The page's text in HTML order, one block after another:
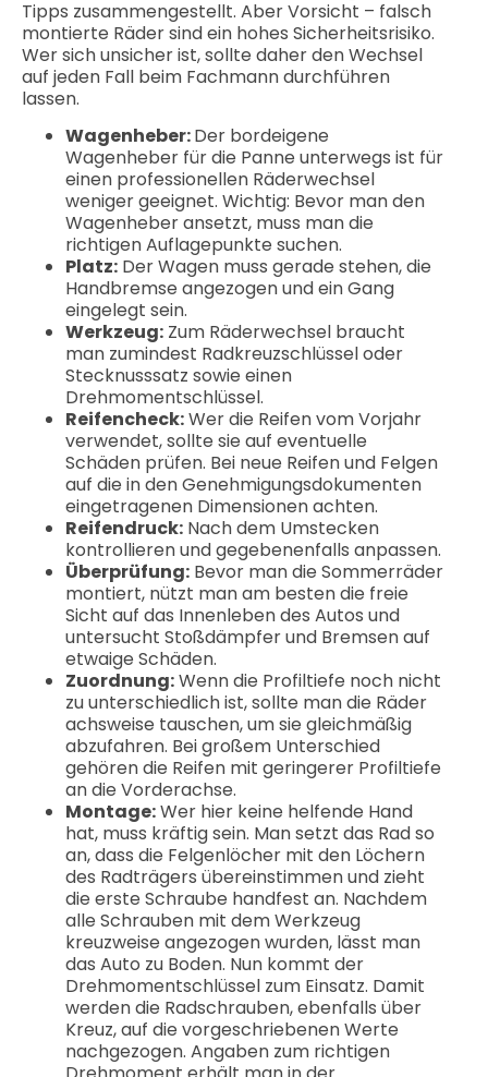
Tipps zusammengestellt. Aber Vorsicht – falsch
montierte Räder sind ein hohes Sicherheitsrisiko.
Wer sich unsicher ist, sollte daher den Wechsel
auf jeden Fall beim Fachmann durchführen
lassen.
Wagenheber:Der bordeigene
Wagenheber für die Panne unterwegs ist für
einen professionellen Räderwechsel
weniger geeignet. Wichtig: Bevor man den
Wagenheber ansetzt, muss man die
richtigen Auflagepunkte suchen.
Platz: Der Wagen muss gerade stehen, die
Handbremse angezogen und ein Gang
eingelegt sein.
Werkzeug: Zum Räderwechsel braucht
man zumindest Radkreuzschlüssel oder
Stecknusssatz sowie einen
Drehmomentschlüssel.
Reifencheck:Wer die Reifen vom Vorjahr
verwendet, sollte sie auf eventuelle
Schäden prüfen. Bei neue Reifen und Felgen
auf die in den Genehmigungsdokumenten
eingetragenen Dimensionen achten.
Reifendruck: Nach dem Umstecken
kontrollieren und gegebenenfalls anpassen.
Überprüfung: Bevor man die Sommerräder
montiert, nützt man am besten die freie
Sicht auf das Innenleben des Autos und
untersucht Stoßdämpfer und Bremsen auf
etwaige Schäden.
Zuordnung:Wenn die Profiltiefe noch nicht
zu unterschiedlich ist, sollte man die Räder
achsweise tauschen, um sie gleichmäßig
abzufahren. Bei großem Unterschied
gehören die Reifen mit geringerer Profiltiefe
an die Vorderachse.
Montage:Wer hier keine helfende Hand
hat, muss kräftig sein. Man setzt das Rad so
an, dass die Felgenlöcher mit den Löchern
des Radträgers übereinstimmen und zieht
die erste Schraube handfest an. Nachdem
alle Schrauben mit dem Werkzeug
kreuzweise angezogen wurden, lässt man
das Auto zu Boden. Nun kommt der
Drehmomentschlüssel zum Einsatz. Damit
werden die Radschrauben, ebenfalls über
Kreuz, auf die vorgeschriebenen Werte
nachgezogen. Angaben zum richtigen